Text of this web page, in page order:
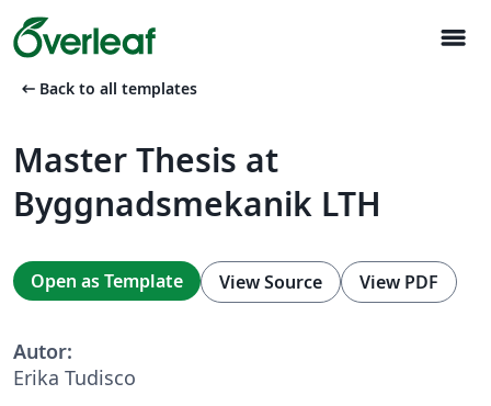
menu
arrow_left_alt Back to all templates
Master Thesis at
Byggnadsmekanik LTH
Open as Template View Source View PDF
Autor:
Erika Tudisco